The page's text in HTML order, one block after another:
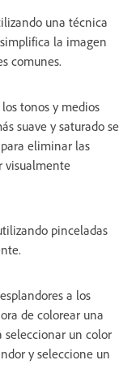
una técnica
la imagen
comunes.
tonos y medios
suave y saturado se
eliminar las
visualmente
pinceladas
a los
de colorear una
seleccionar un color
y seleccione un